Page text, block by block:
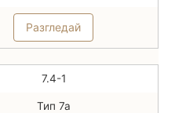
Разгледай
7.4-1
Тип 7а